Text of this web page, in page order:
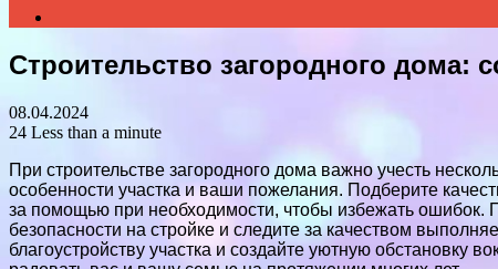
Строительство загородного дома:
08.04.2024
24 Less than a minute
При строительстве загородного дома важно учесть
особенности участка и ваши пожелания. Подберите
за помощью при необходимости, чтобы избежать
безопасности на стройке и следите за качеством
благоустройству участка и создайте уютную обстановку